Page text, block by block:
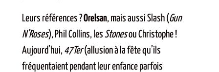
Leurs références ?Orelsan, mais aussi Slash (Gun
N’Roses), Phil Collins, les Stonesou Christophe !
Aujourd’hui, 47Ter(allusion à la fête qu’ils
fréquentaient pendant leur enfance parfois